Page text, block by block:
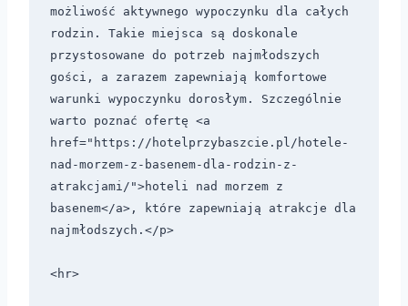
możliwość aktywnego wypoczynku dla całych
rodzin. Takie miejsca są doskonale
przystosowane do potrzeb najmłodszych
gości, a zarazem zapewniają komfortowe
warunki wypoczynku dorosłym. Szczególnie
warto poznać ofertę <a
href="https://hotelprzybaszcie.pl/hotele-
nad-morzem-z-basenem-dla-rodzin-z-
atrakcjami/">hoteli nad morzem z
basenem</a>, które zapewniają atrakcje dla
najmłodszych.</p>
<hr>